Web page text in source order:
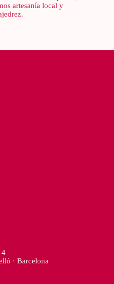
artesanía local y
4
· Barcelona